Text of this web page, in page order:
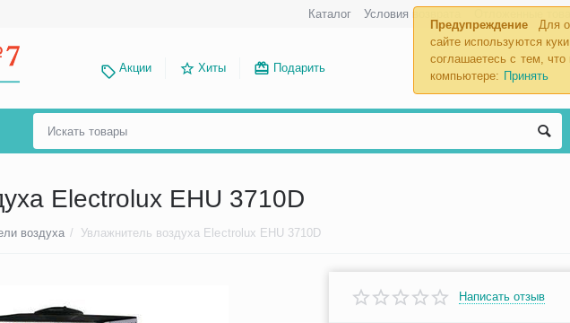
Предупреждение
Для
сайте используются
соглашаетесь с тем,
компьютере: Принять
Каталог Условия возврата
Акции Хиты Подарить
Electrolux EHU 3710D
воздуха / Увлажнитель воздуха Electrolux EHU 3710D
Написать отзыв